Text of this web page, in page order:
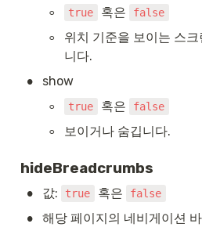
◦ true 혹은 false
◦
위치 기준을 보이는 스
니다.
• show
◦ true 혹은 false
◦ 보이거나 숨깁니다.
hideBreadcrumbs
• 값: true 혹은 false
• 해당 페이지의 네비게이션